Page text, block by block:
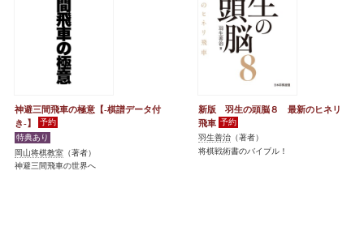
神避三間飛車の極意【-棋譜データ付
き-】
岡山将棋教室 （著者）
神避三間飛車の世界へ
新版 羽生の頭脳８ 最新のヒネリ
飛車
羽生善治 （著者）
将棋戦術書のバイブル！